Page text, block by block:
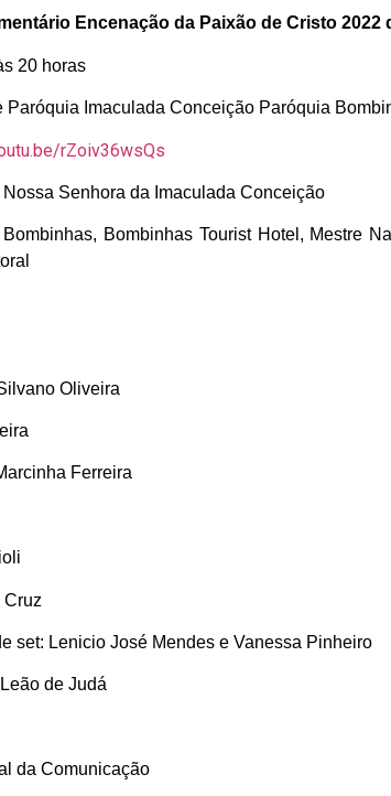
Encenação da Paixão de Cristo 2022
20 horas
Paróquia Imaculada Conceição Paróquia
rZoiv36wsQs
Senhora da Imaculada Conceição
Bombinhas, Bombinhas Tourist Hotel, Mestre
Oliveira
Ferreira
Cruz
set: Lenicio José Mendes e Vanessa Pinheiro
de Judá
da Comunicação